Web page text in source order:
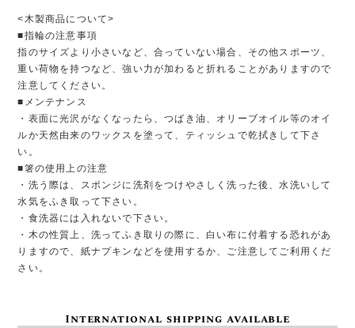
<木製商品について>
■指輪の注意事項
指のサイズより小さいなど、合っていない場合、その他スポーツ、
重い荷物を持つなど、強い力が加わると折れることがありますので
注意してください。
■メンテナンス
・表面に光沢がなくなったら、つばき油、オリーブオイル等のオイ
ルか天然由来のワックスを塗って、ティッシュで乾拭きして下さ
い。
■箸の使用上の注意
・洗う際は、スポンジに洗剤をつけやさしく洗った後、水洗いして
水気をふき取って下さい。
・食洗器には入れないで下さい。
・木の性質上、洗ってふき取りの際に、白い布に付着する恐れがあ
りますので、紙ナプキンなどを使用するか、ご注意してご利用くだ
さい。
International shipping available